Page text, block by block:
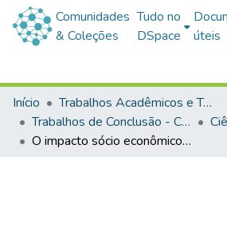
Comunidades
& Coleções
Tudo no
DSpace
úteis
Início
Trabalhos Acadêmicos e Técnicos
Trabalhos de Conclusão - Cursos de Graduação
O impacto sócio econômico da vida em assentamentos rurais em São Borja: o caso dos assentamentos Cambuchim e Cristo Redentor